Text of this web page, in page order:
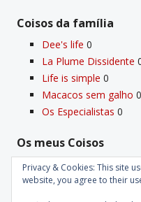
Coisos da famí­lia
Dee's life 0
La Plume Dissidente
Life is simple 0
Macacos sem galho 0
Os Especialistas 0
Os meus Coisos
Deus0
Velho Coiso0
Privacy & Cookies: This site
website, you agree to their